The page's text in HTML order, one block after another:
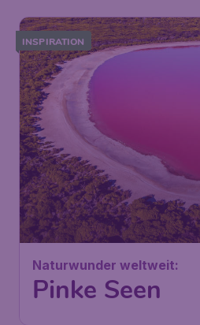
INSPIRATION
Naturwunder weltweit:
Pinke Seen